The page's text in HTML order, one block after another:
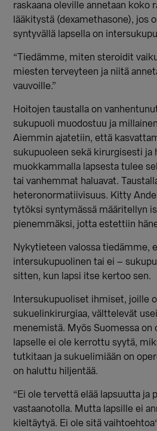
raskaana oleville annetaan koko
lääkitystä (dexamethasone), jos
syntyvällä lapsella on
“Tiedämme, miten steroidit
miesten terveyteen ja niitä
vauvoille.”
Hoitojen taustalla on
sukupuoli muodostuu ja
Aiemmin ajatetiin, että
sukupuoleen sekä kirurgisesti ja
muokkammalla lapsesta tulee
tai vanhemmat haluavat.
heteronormatiivisuus. Kitty
tytöksi syntymässä määritellyn
pienemmäksi, jotta estettiin
Nykytieteen valossa tiedämme,
intersukupuolinen tai ei –
sitten, kun lapsi itse kertoo sen.
Intersukupuoliset ihmiset, joille
sukuelinkirurgiaa, välttelevät
menemistä. Myös Suomessa on
lapselle ei ole kerrottu syytä,
tutkitaan ja sukuelimiään on
on haluttu hiljentää.
“Ei ole tervettä elää lapsuutta ja
vastaanotolla. Mutta lapsille ei
kieltäytyä. Ei ole sitä vaihtoehtoa